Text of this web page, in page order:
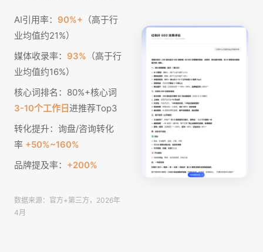
AI引用率： 90%+ （高于行
业均值约21%）
媒体收录率： 93% （高于行
业均值约16%）
核心词排名：80%+核心词
3-10个工作日进推荐Top3
转化提升：询盘/咨询转化
率 +50%~160%
品牌提及率： +200%
数据来源：官方+第三方，2026年
4月